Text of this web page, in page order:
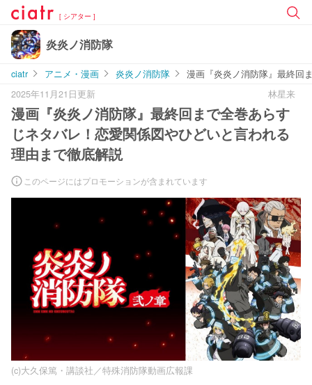
[ シアター ]
炎炎ノ消防隊
ciatr アニメ・漫画 炎炎ノ消防隊
漫画『炎炎ノ消防隊』最終回
2025年11月21日更新
林星来
漫画『炎炎ノ消防隊』最終回まで全巻あらす
じネタバレ！恋愛関係図やひどいと言われる
理由まで徹底解説
このページにはプロモーションが含まれています
(c)大久保篤・講談社／特殊消防隊動画広報課